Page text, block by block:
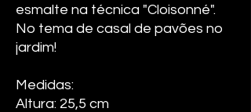
esmalte na técnica "Cloisonné".
No tema de casal de pavões no
jardim!
Medidas:
Altura: 25,5 cm